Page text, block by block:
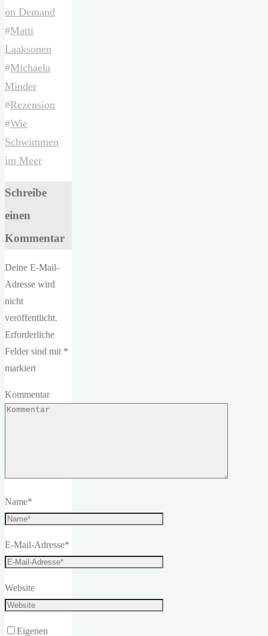
on Demand
#Matti
Laaksonen
#Michaela
Minder
#Rezension
#Wie
Schwimmen
im Meer
Schreibe
einen
Kommentar
Deine E-Mail-
Adresse wird
nicht
veröffentlicht.
Erforderliche
Felder sind mit *
markiert
Kommentar
Name*
E-Mail-Adresse*
Website
Eigenen